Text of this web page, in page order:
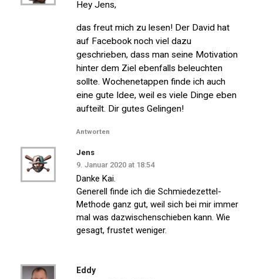
Hey Jens,
das freut mich zu lesen! Der David hat
auf Facebook noch viel dazu
geschrieben, dass man seine Motivation
hinter dem Ziel ebenfalls beleuchten
sollte. Wochenetappen finde ich auch
eine gute Idee, weil es viele Dinge eben
aufteilt. Dir gutes Gelingen!
Antworten
Jens
9. Januar 2020 at 18:54
Danke Kai.
Generell finde ich die Schmiedezettel-
Methode ganz gut, weil sich bei mir immer
mal was dazwischenschieben kann. Wie
gesagt, frustet weniger.
Eddy